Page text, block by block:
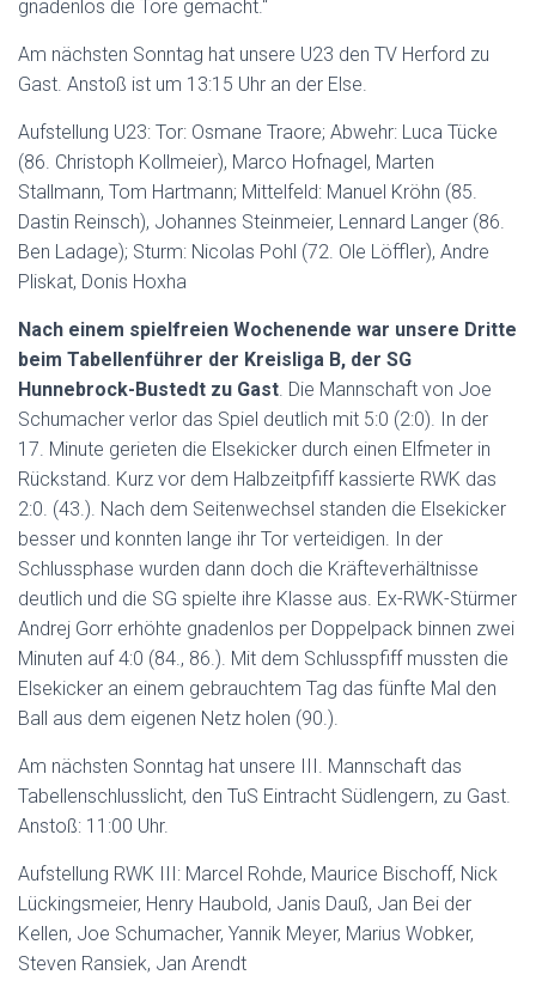
gnadenlos die Tore gemacht.“
Am nächsten Sonntag hat unsere U23 den TV Herford zu
Gast. Anstoß ist um 13:15 Uhr an der Else.
Aufstellung U23: Tor: Osmane Traore; Abwehr: Luca Tücke
(86. Christoph Kollmeier), Marco Hofnagel, Marten
Stallmann, Tom Hartmann; Mittelfeld: Manuel Kröhn (85.
Dastin Reinsch), Johannes Steinmeier, Lennard Langer (86.
Ben Ladage); Sturm: Nicolas Pohl (72. Ole Löffler), Andre
Pliskat, Donis Hoxha
Nach einem spielfreien Wochenende war unsere Dritte
beim Tabellenführer der Kreisliga B, der SG
Hunnebrock-Bustedt zu Gast. Die Mannschaft von Joe
Schumacher verlor das Spiel deutlich mit 5:0 (2:0). In der
17. Minute gerieten die Elsekicker durch einen Elfmeter in
Rückstand. Kurz vor dem Halbzeitpfiff kassierte RWK das
2:0. (43.). Nach dem Seitenwechsel standen die Elsekicker
besser und konnten lange ihr Tor verteidigen. In der
Schlussphase wurden dann doch die Kräfteverhältnisse
deutlich und die SG spielte ihre Klasse aus. Ex-RWK-Stürmer
Andrej Gorr erhöhte gnadenlos per Doppelpack binnen zwei
Minuten auf 4:0 (84., 86.). Mit dem Schlusspfiff mussten die
Elsekicker an einem gebrauchtem Tag das fünfte Mal den
Ball aus dem eigenen Netz holen (90.).
Am nächsten Sonntag hat unsere III. Mannschaft das
Tabellenschlusslicht, den TuS Eintracht Südlengern, zu Gast.
Anstoß: 11:00 Uhr.
Aufstellung RWK III: Marcel Rohde, Maurice Bischoff, Nick
Lückingsmeier, Henry Haubold, Janis Dauß, Jan Bei der
Kellen, Joe Schumacher, Yannik Meyer, Marius Wobker,
Steven Ransiek, Jan Arendt